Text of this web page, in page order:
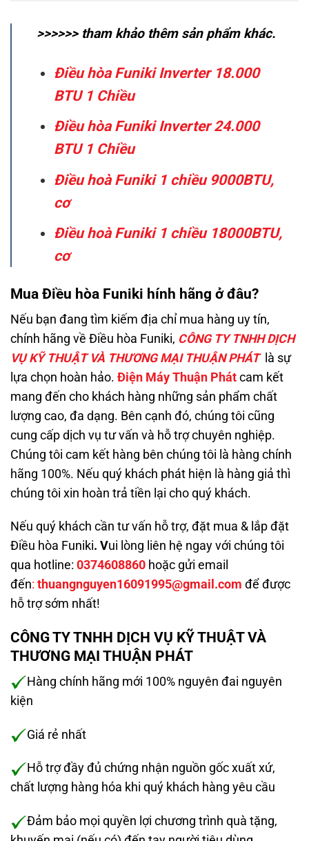
>>>>>> tham khảo thêm sản phẩm khác.
Điều hòa Funiki Inverter 18.000
BTU 1 Chiều
Điều hòa Funiki Inverter 24.000
BTU 1 Chiều
Điều hoà Funiki 1 chiều 9000BTU,
cơ
Điều hoà Funiki 1 chiều 18000BTU,
cơ
Mua Điều hòa Funiki hính hãng ở đâu?
Nếu bạn đang tìm kiếm địa chỉ mua hàng uy tín,
chính hãng về Điều hòa Funiki, CÔNG TY TNHH DỊCH
VỤ KỸ THUẬT VÀ THƯƠNG MẠI THUẬN PHÁT là sự
lựa chọn hoàn hảo. Điện Máy Thuận Phát cam kết
mang đến cho khách hàng những sản phẩm chất
lượng cao, đa dạng. Bên cạnh đó, chúng tôi cũng
cung cấp dịch vụ tư vấn và hỗ trợ chuyên nghiệp.
Chúng tôi cam kết hàng bên chúng tôi là hàng chính
hãng 100%. Nếu quý khách phát hiện là hàng giả thì
chúng tôi xin hoàn trả tiền lại cho quý khách.
Nếu quý khách cần tư vấn hỗ trợ, đặt mua & lắp đặt
Điều hòa Funiki. Vui lòng liên hệ ngay với chúng tôi
qua hotline: 0374608860 hoặc gửi email
đến: thuangnguyen16091995@gmail.com để được
hỗ trợ sớm nhất!
CÔNG TY TNHH DỊCH VỤ KỸ THUẬT VÀ
THƯƠNG MẠI THUẬN PHÁT
Hàng chính hãng mới 100% nguyên đai nguyên
kiện
Giá rẻ nhất
Hỗ trợ đầy đủ chứng nhận nguồn gốc xuất xứ,
chất lượng hàng hóa khi quý khách hàng yêu cầu
Đảm bảo mọi quyền lợi chương trình quà tặng,